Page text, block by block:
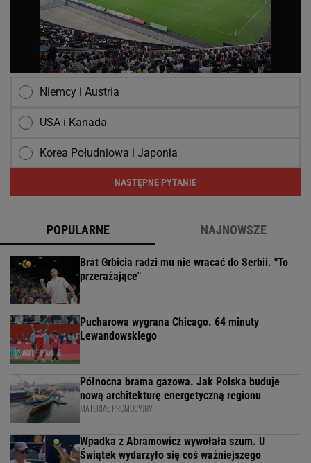
Niemcy i Austria
USA i Kanada
Korea Południowa i Japonia
NASTĘPNE PYTANIE
POPULARNE NAJNOWSZE
Brat Grbicia radzi mu nie wracać do Serbii. "To
przerażające"
Pucharowa wygrana Chicago. 64 minuty
Lewandowskiego
Północna brama gazowa. Jak Polska buduje
nową architekturę energetyczną regionu
MATERIAŁ PROMOCYJNY
Wpadka z Abramowicz wywołała szum. U
Świątek wydarzyło się coś ważniejszego